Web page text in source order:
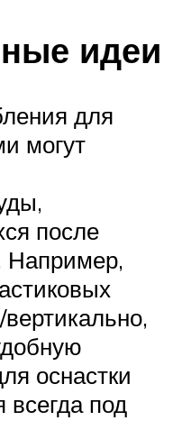
идеи
для
могут
после
Например,
оснастки
всегда под